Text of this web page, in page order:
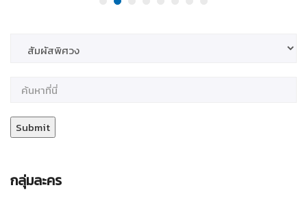
กลุ่มละคร